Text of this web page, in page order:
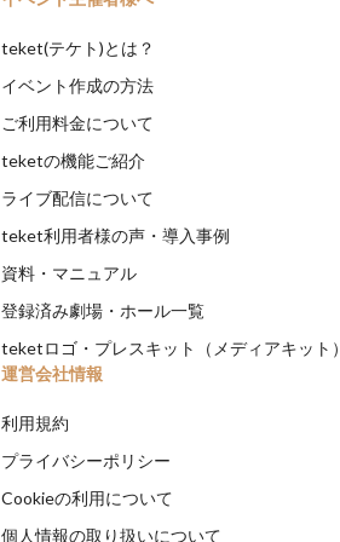
teket(テケト)とは？
イベント作成の方法
ご利用料金について
teketの機能ご紹介
ライブ配信について
teket利用者様の声・導入事例
資料・マニュアル
登録済み劇場・ホール一覧
teketロゴ・プレスキット（メディアキット）
運営会社情報
利用規約
プライバシーポリシー
Cookieの利用について
個人情報の取り扱いについて